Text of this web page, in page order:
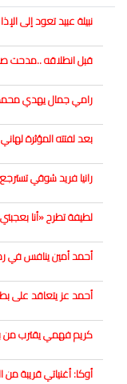
نبيلة عبيد تعود إلى
قبل انطلاقه ..مدحت
رامي جمال يهدي محمد
بعد لفتته المؤثرة
رانيا فريد شوقي
لطيفة تطرح «أنا
أحمد أمين ينافس في رمضان 2027
أحمد عز يتعاقد على
كريم فهمي يقترب من
أوكا: أغنياتي قريبة من